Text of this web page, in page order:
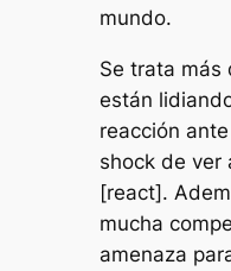
mundo.
Se trata más
están
reacción
shock de ver
[react].
mucha
amenaza